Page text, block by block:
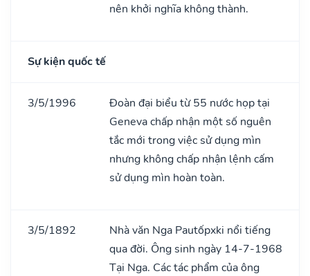
nên khởi nghĩa không thành.
Sự kiện quốc tế
3/5/1996
Đoàn đại biểu từ 55 nước họp tại
Geneva chấp nhận một số nguên
tắc mới trong việc sử dụng mìn
nhưng không chấp nhận lệnh cấm
sử dụng mìn hoàn toàn.
3/5/1892
Nhà văn Nga Pautốpxki nổi tiếng
qua đời. Ông sinh ngày 14-7-1968
Tại Nga. Các tác phẩm của ông